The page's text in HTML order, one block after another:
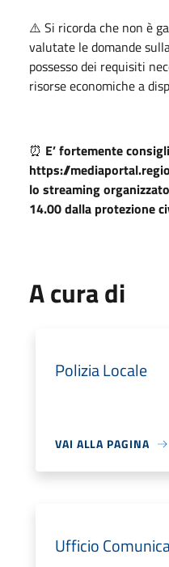
⚠️ Si ricorda che non è
valutate le domande
possesso dei requisiti
risorse economiche a
⏰ E’ fortemente
https://
lo streaming
14.00 dalla protezione
A cura di
Polizia Locale
VAI ALLA PAGINA
Ufficio